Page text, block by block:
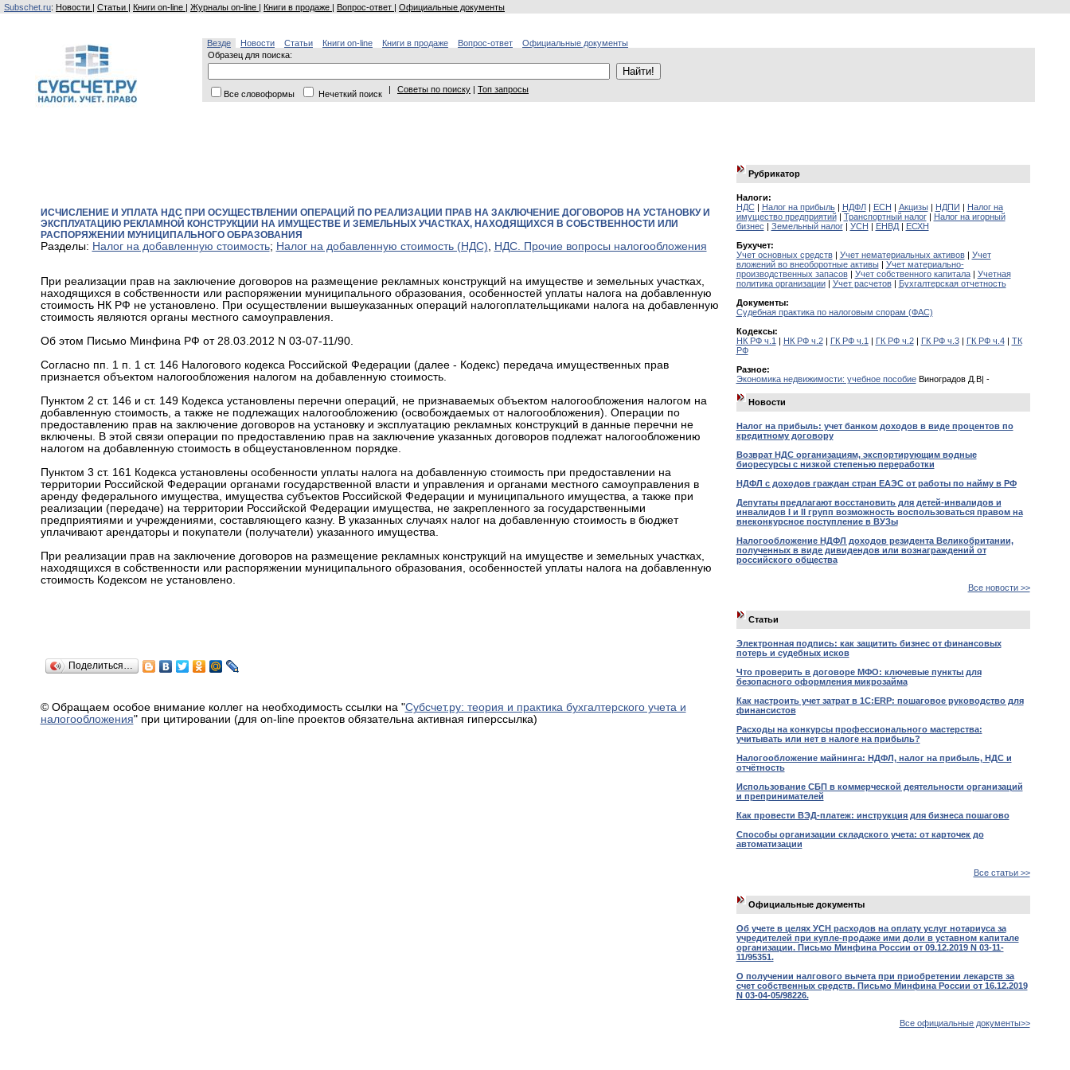
Subschet.ru: Новости | Статьи | Книги on-line | Журналы on-line | Книги в продаже | Вопрос-ответ | Официальные документы
Везде Новости Статьи Книги on-line Книги в продаже Вопрос-ответ
Официальные документы
Образец для поиска:
Все словоформы Нечеткий поиск | Советы по поиску | Топ запросы
ИСЧИСЛЕНИЕ И УПЛАТА НДС ПРИ ОСУЩЕСТВЛЕНИИ ОПЕРАЦИЙ ПО РЕАЛИЗАЦИИ ПРАВ НА ЗАКЛЮЧЕНИЕ ДОГОВОРОВ НА УСТАНОВКУ И
ЭКСПЛУАТАЦИЮ РЕКЛАМНОЙ КОНСТРУКЦИИ НА ИМУЩЕСТВЕ И ЗЕМЕЛЬНЫХ УЧАСТКАХ, НАХОДЯЩИХСЯ В СОБСТВЕННОСТИ ИЛИ
РАСПОРЯЖЕНИИ МУНИЦИПАЛЬНОГО ОБРАЗОВАНИЯ
Разделы: Налог на добавленную стоимость; Налог на добавленную стоимость (НДС), НДС. Прочие вопросы налогообложения
При реализации прав на заключение договоров на размещение рекламных конструкций на имуществе и земельных участках,
находящихся в собственности или распоряжении муниципального образования, особенностей уплаты налога на добавленную
стоимость НК РФ не установлено. При осуществлении вышеуказанных операций налогоплательщиками налога на добавленную
стоимость являются органы местного самоуправления.
Об этом Письмо Минфина РФ от 28.03.2012 N 03-07-11/90.
Согласно пп. 1 п. 1 ст. 146 Налогового кодекса Российской Федерации (далее - Кодекс) передача имущественных прав
признается объектом налогообложения налогом на добавленную стоимость.
Пунктом 2 ст. 146 и ст. 149 Кодекса установлены перечни операций, не признаваемых объектом налогообложения налогом на
добавленную стоимость, а также не подлежащих налогообложению (освобождаемых от налогообложения). Операции по
предоставлению прав на заключение договоров на установку и эксплуатацию рекламных конструкций в данные перечни не
включены. В этой связи операции по предоставлению прав на заключение указанных договоров подлежат налогообложению
налогом на добавленную стоимость в общеустановленном порядке.
Пунктом 3 ст. 161 Кодекса установлены особенности уплаты налога на добавленную стоимость при предоставлении на
территории Российской Федерации органами государственной власти и управления и органами местного самоуправления в
аренду федерального имущества, имущества субъектов Российской Федерации и муниципального имущества, а также при
реализации (передаче) на территории Российской Федерации имущества, не закрепленного за государственными
предприятиями и учреждениями, составляющего казну. В указанных случаях налог на добавленную стоимость в бюджет
уплачивают арендаторы и покупатели (получатели) указанного имущества.
При реализации прав на заключение договоров на размещение рекламных конструкций на имуществе и земельных участках,
находящихся в собственности или распоряжении муниципального образования, особенностей уплаты налога на добавленную
стоимость Кодексом не установлено.
Поделиться…
© Обращаем особое внимание коллег на необходимость ссылки на "Субсчет.ру: теория и практика бухгалтерского учета и
налогообложения" при цитировании (для on-line проектов обязательна активная гиперссылка)
Рубрикатор
Налоги:
НДС| Налог на прибыль| НДФЛ| ЕСН | Акцизы| НДПИ | Налог на
имущество предприятий| Транспортный налог| Налог на игорный
бизнес | Земельный налог| УСН | ЕНВД| ЕСХН
Бухучет:
Учет основных средств| Учет нематериальных активов| Учет
вложений во внеоборотные активы| Учет материально-
производственных запасов| Учет собственного капитала| Учетная
политика организации| Учет расчетов| Бухгалтерская отчетность
Документы:
Судебная практика по налоговым спорам (ФАС)
Кодексы:
НК РФ ч.1 | НК РФ ч.2| ГК РФ ч.1 | ГК РФ ч.2| ГК РФ ч.3| ГК РФ ч.4| ТК
РФ
Разное:
Экономика недвижимости: учебное пособиеВиноградов Д.В| -
Новости
Налог на прибыль: учет банком доходов в виде процентов по
кредитному договору
Возврат НДС организациям, экспортирующим водные
биоресурсы с низкой степенью переработки
НДФЛ с доходов граждан стран ЕАЭС от работы по найму в РФ
Депутаты предлагают восстановить для детей-инвалидов и
инвалидов I и II групп возможность воспользоваться правом на
внеконкурсное поступление в ВУЗы
Налогообложение НДФЛ доходов резидента Великобритании,
полученных в виде дивидендов или вознаграждений от
российского общества
Все новости >>
Статьи
Электронная подпись: как защитить бизнес от финансовых
потерь и судебных исков
Что проверить в договоре МФО: ключевые пункты для
безопасного оформления микрозайма
Как настроить учет затрат в 1С:ERP: пошаговое руководство для
финансистов
Расходы на конкурсы профессионального мастерства:
учитывать или нет в налоге на прибыль?
Налогообложение майнинга: НДФЛ, налог на прибыль, НДС и
отчётность
Использование СБП в коммерческой деятельности организаций
и препринимателей
Как провести ВЭД-платеж: инструкция для бизнеса пошагово
Способы организации складского учета: от карточек до
автоматизации
Все статьи >>
Официальные документы
Об учете в целях УСН расходов на оплату услуг нотариуса за
учредителей при купле-продаже ими доли в уставном капитале
организации. Письмо Минфина России от 09.12.2019 N 03-11-
11/95351.
О получении налгового вычета при приобретении лекарств за
счет собственных средств. Письмо Минфина России от 16.12.2019
N 03-04-05/98226.
Все официальные документы>>